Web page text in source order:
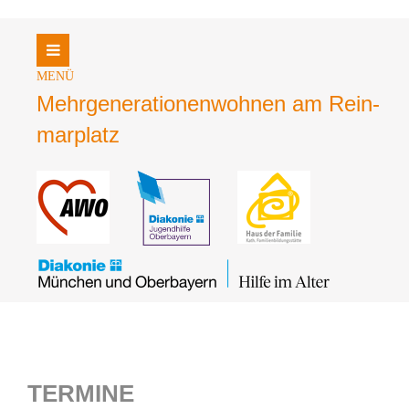
Login
Benutzername
Register|Lost your password?
TERMINE
Mehrgene­rationen­wohnen am Rein­
mar­platz